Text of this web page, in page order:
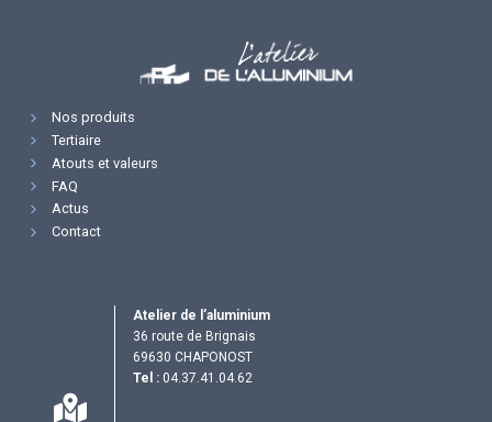
Nos produits
Tertiaire
Atouts et valeurs
FAQ
Actus
Contact
Atelier de l’aluminium
36 route de Brignais
69630 CHAPONOST
Tel : 04.37.41.04.62